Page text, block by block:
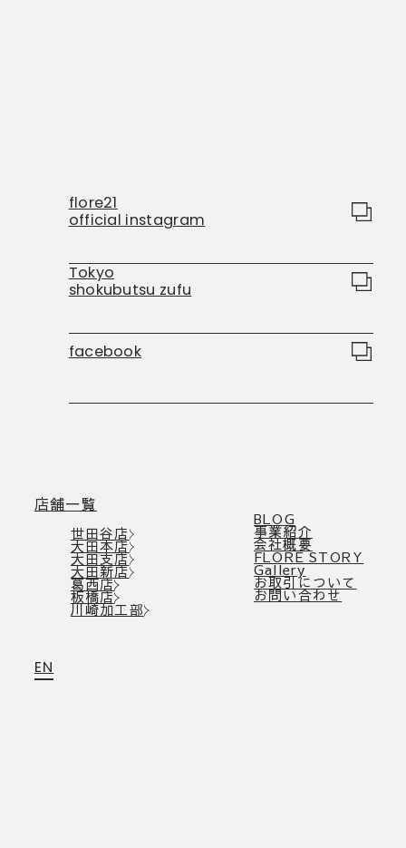
flore21
official instagram
Tokyo
shokubutsu zufu
facebook
店舗一覧
世田谷店
大田本店
大田支店
大田新店
葛西店
板橋店
川崎加工部
BLOG
事業紹介
会社概要
FLORE STORY
Gallery
お取引について
お問い合わせ
EN